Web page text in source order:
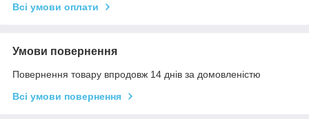
Всі умови оплати
Умови повернення
Повернення товару впродовж 14 днів за домовленістю
Всі умови повернення